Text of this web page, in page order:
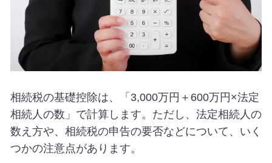
相続税の基礎控除は、「3,000万円＋600万円×法定
相続人の数」で計算します。ただし、法定相続人の
数え方や、相続税の申告の要否などについて、いく
つかの注意点があります。